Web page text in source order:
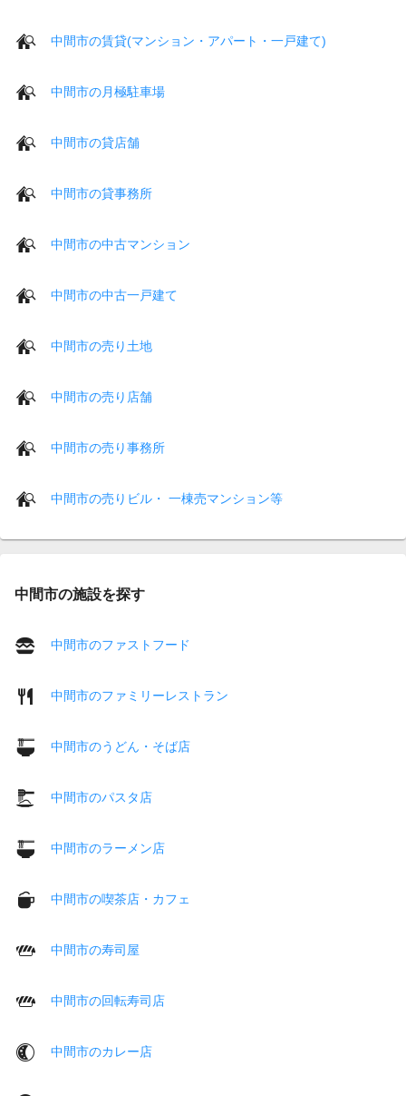
中間市の賃貸(マンション・アパート・一戸建て)
中間市の月極駐車場
中間市の貸店舗
中間市の貸事務所
中間市の中古マンション
中間市の中古一戸建て
中間市の売り土地
中間市の売り店舗
中間市の売り事務所
中間市の売りビル・ 一棟売マンション等
中間市の施設を探す
中間市のファストフード
中間市のファミリーレストラン
中間市のうどん・そば店
中間市のパスタ店
中間市のラーメン店
中間市の喫茶店・カフェ
中間市の寿司屋
中間市の回転寿司店
中間市のカレー店